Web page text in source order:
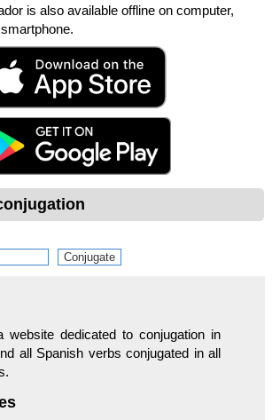
is also available offline on computer,
website dedicated to conjugation in
all Spanish verbs conjugated in all